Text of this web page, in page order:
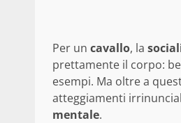
Per un cavallo, la
prettamente il corpo:
esempi. Ma oltre a
atteggiamenti
mentale.